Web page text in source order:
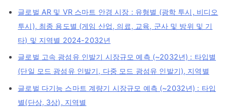
글로벌 AR 및 VR 스마트 안경 시장 : 유형별 (광학 투시, 비디오
투시), 최종 용도별 (게임 산업, 의료, 교육, 군사 및 방위 및 기
타) 및 지역별 2024-2032년
글로벌 고속 광섬유 인발기 시장규모 예측 (~2032년) : 타입별
(단일 모드 광섬유 인발기, 다중 모드 광섬유 인발기), 지역별
글로벌 다기능 스마트 계량기 시장규모 예측 (~2032년) : 타입
별(단상, 3상), 지역별